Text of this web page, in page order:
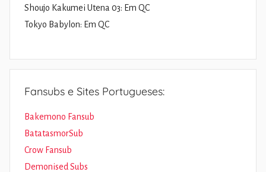
Shoujo Kakumei Utena 03: Em QC
Tokyo Babylon: Em QC
Fansubs e Sites Portugueses:
Bakemono Fansub
BatatasmorSub
Crow Fansub
Demonised Subs